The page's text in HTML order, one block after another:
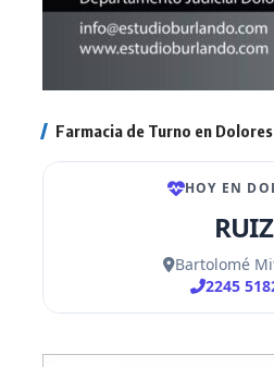
Farmacia de Turno en Dolores